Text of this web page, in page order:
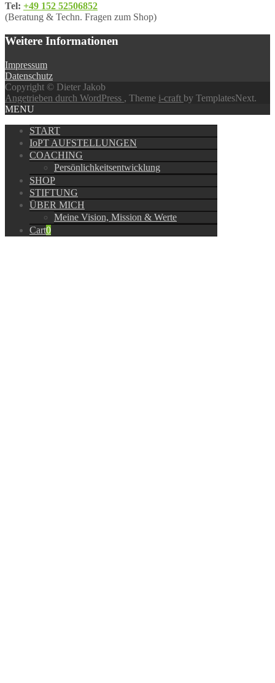
Tel: +49 152 52506852
(Beratung & Techn. Fragen zum Shop)
Weitere Informationen
Impressum
Datenschutz
Copyright © Dieter Jakob
Angetrieben durch WordPress , Theme i-craft by TemplatesNext.
MENU
START
IoPT AUFSTELLUNGEN
COACHING
Persönlichkeitsentwicklung
SHOP
STIFTUNG
ÜBER MICH
Meine Vision, Mission & Werte
Cart0